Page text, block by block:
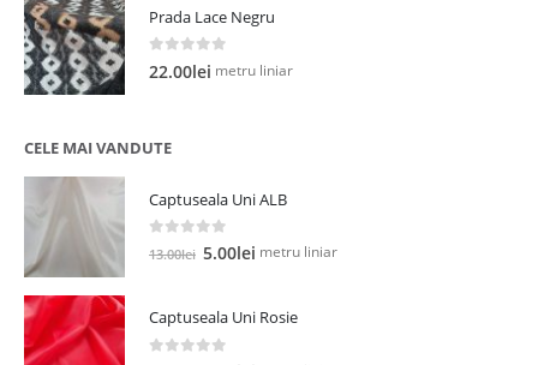
Prada Lace Negru
0 out of 5
22.00lei metru liniar
CELE MAI VANDUTE
Captuseala Uni ALB
out of 5
13.00lei Prețul
fost:
13.00lei.
5.00lei Prețul
5.00lei.
metru liniar
Captuseala Uni Rosie